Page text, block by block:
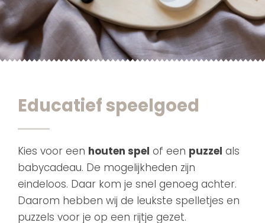
Educatief speelgoed
Kies voor een houten spel of een puzzel als
babycadeau. De mogelijkheden zijn
eindeloos. Daar kom je snel genoeg achter.
Daarom hebben wij de leukste spelletjes en
puzzels voor je op een rijtje gezet.